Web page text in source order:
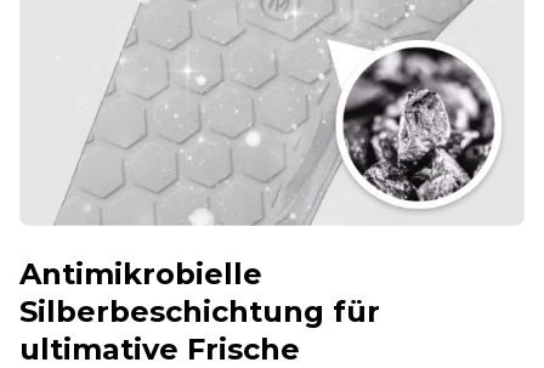
Antimikrobielle
Silberbeschichtung für
ultimative Frische